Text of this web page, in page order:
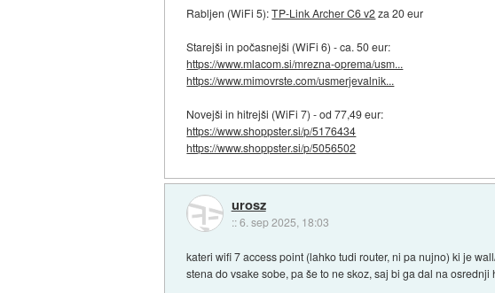
Rabljen (WiFi 5):TP-Link Archer C6 v2za 20 eur
Starejši in počasnejši (WiFi 6) - ca. 50 eur:
https://www.mlacom.si/mrezna-oprema/usm...
https://www.mimovrste.com/usmerjevalnik...
Novejši in hitrejši (WiFi 7) - od 77,49 eur:
https://www.shoppster.si/p/5176434
https://www.shoppster.si/p/5056502
urosz
::6. sep 2025, 18:03
kateri wifi 7 access point (lahko tudi router, ni pa nujno) ki je
stena do vsake sobe, pa še to ne skoz, saj bi ga dal na osrednji